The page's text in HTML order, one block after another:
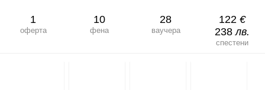
1
оферта
10
фена
28
ваучера
122 €
238лв.
спестени